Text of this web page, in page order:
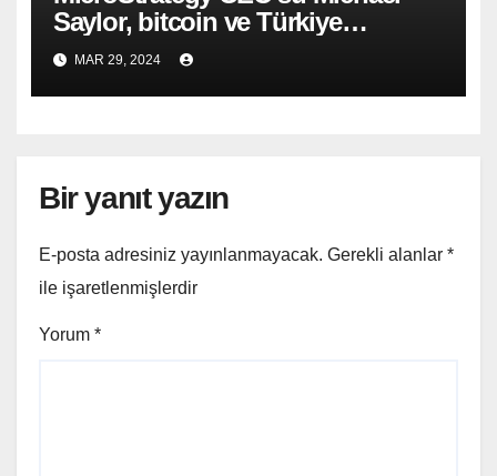
Saylor, bitcoin ve Türkiye
hakkında açıklama yaptı!
MAR 29, 2024
Bir yanıt yazın
E-posta adresiniz yayınlanmayacak. Gerekli alanlar *
ile işaretlenmişlerdir
Yorum *